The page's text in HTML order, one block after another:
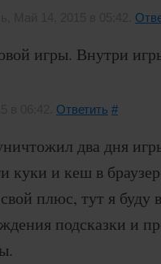
игры. Внутри
Ответить #
два дня
куки и кеш в
плюс, тут я буду
подсказки и